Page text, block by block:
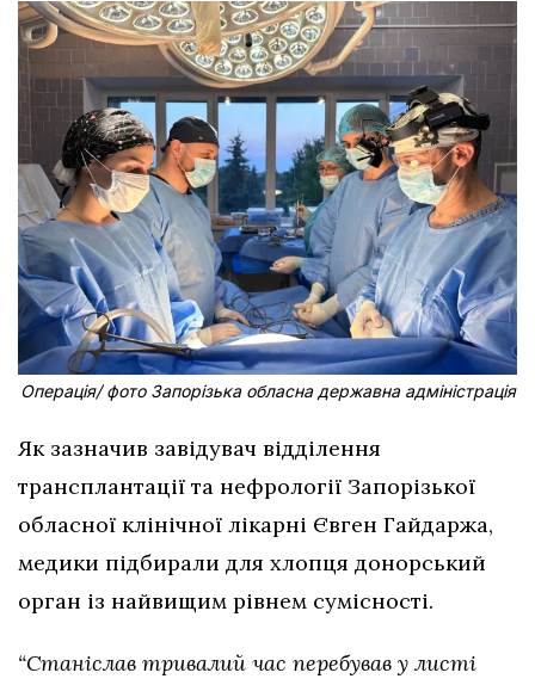
Операція/ фото Запорізька обласна державна адміністрація
Як зазначив завідувач відділення
трансплантації та нефрології Запорізької
обласної клінічної лікарні Євген Гайдаржа,
медики підбирали для хлопця донорський
орган із найвищим рівнем сумісності.
“Станіслав тривалий час перебував у листі